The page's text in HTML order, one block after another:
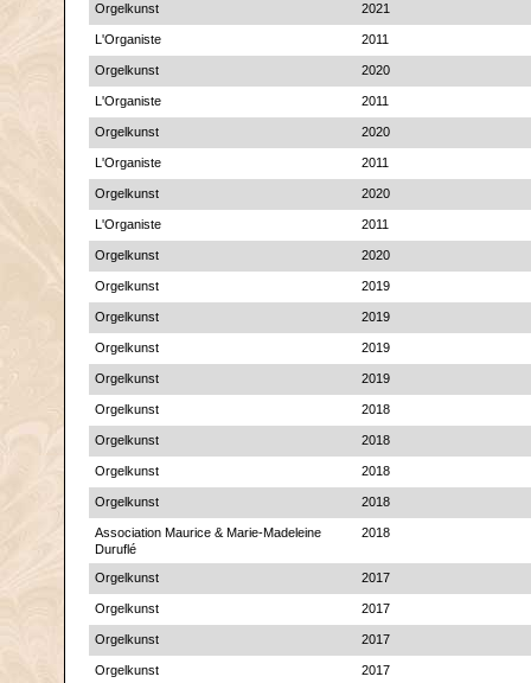
Orgelkunst 2021
L'Organiste 2011
Orgelkunst 2020
L'Organiste 2011
Orgelkunst 2020
L'Organiste 2011
Orgelkunst 2020
L'Organiste 2011
Orgelkunst 2020
Orgelkunst 2019
Orgelkunst 2019
Orgelkunst 2019
Orgelkunst 2019
Orgelkunst 2018
Orgelkunst 2018
Orgelkunst 2018
Orgelkunst 2018
Association Maurice & Marie-Madeleine
Duruflé
2018
Orgelkunst 2017
Orgelkunst 2017
Orgelkunst 2017
Orgelkunst 2017